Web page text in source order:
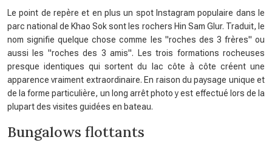
Le point de repère et en plus un spot Instagram populaire dans le
parc national de Khao Sok sont les rochers Hin Sam Glur. Traduit, le
nom signifie quelque chose comme les "roches des 3 frères" ou
aussi les "roches des 3 amis". Les trois formations rocheuses
presque identiques qui sortent du lac côte à côte créent une
apparence vraiment extraordinaire. En raison du paysage unique et
de la forme particulière, un long arrêt photo y est effectué lors de la
plupart des visites guidées en bateau.
Bungalows flottants